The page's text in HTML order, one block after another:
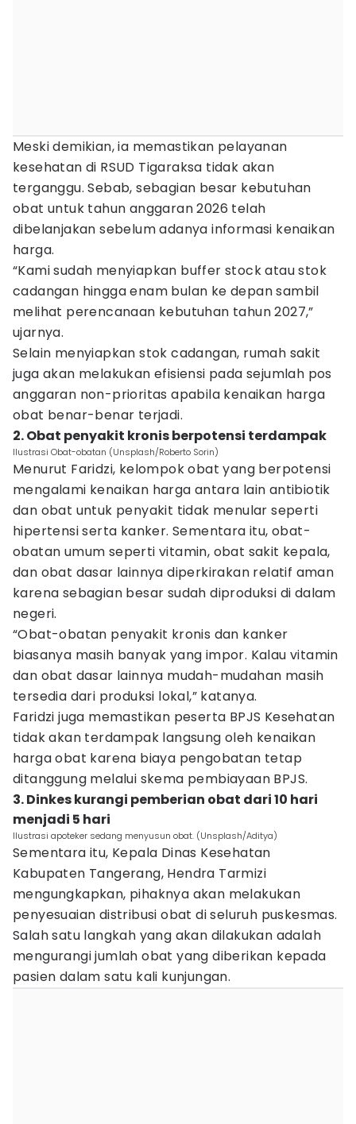
Meski demikian, ia memastikan pelayanan
kesehatan di RSUD Tigaraksa tidak akan
terganggu. Sebab, sebagian besar kebutuhan
obat untuk tahun anggaran 2026 telah
dibelanjakan sebelum adanya informasi kenaikan
harga.
“Kami sudah menyiapkan buffer stock atau stok
cadangan hingga enam bulan ke depan sambil
melihat perencanaan kebutuhan tahun 2027,”
ujarnya.
Selain menyiapkan stok cadangan, rumah sakit
juga akan melakukan efisiensi pada sejumlah pos
anggaran non-prioritas apabila kenaikan harga
obat benar-benar terjadi.
2. Obat penyakit kronis berpotensi terdampak
Ilustrasi Obat-obatan (Unsplash/Roberto Sorin)
Menurut Faridzi, kelompok obat yang berpotensi
mengalami kenaikan harga antara lain antibiotik
dan obat untuk penyakit tidak menular seperti
hipertensi serta kanker. Sementara itu, obat-
obatan umum seperti vitamin, obat sakit kepala,
dan obat dasar lainnya diperkirakan relatif aman
karena sebagian besar sudah diproduksi di dalam
negeri.
“Obat-obatan penyakit kronis dan kanker
biasanya masih banyak yang impor. Kalau vitamin
dan obat dasar lainnya mudah-mudahan masih
tersedia dari produksi lokal,” katanya.
Faridzi juga memastikan peserta BPJS Kesehatan
tidak akan terdampak langsung oleh kenaikan
harga obat karena biaya pengobatan tetap
ditanggung melalui skema pembiayaan BPJS.
3. Dinkes kurangi pemberian obat dari 10 hari
menjadi 5 hari
Ilustrasi apoteker sedang menyusun obat. (Unsplash/Aditya)
Sementara itu, Kepala Dinas Kesehatan
Kabupaten Tangerang, Hendra Tarmizi
mengungkapkan, pihaknya akan melakukan
penyesuaian distribusi obat di seluruh puskesmas.
Salah satu langkah yang akan dilakukan adalah
mengurangi jumlah obat yang diberikan kepada
pasien dalam satu kali kunjungan.